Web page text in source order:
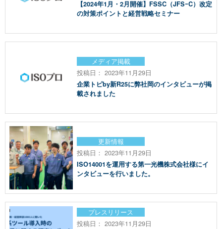
【2024年1月・2月開催】FSSC（JFSｰC）改定
の対策ポイントと経営戦略セミナー
メディア掲載
投稿日： 2023年11月29日
企業トピby新R25に弊社岡のインタビューが掲
載されました
更新情報
投稿日： 2023年11月29日
ISO14001を運用する第一光機株式会社様にイ
ンタビューを行いました。
プレスリリース
投稿日： 2023年11月29日